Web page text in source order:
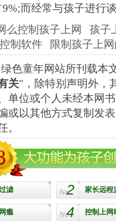
而经常与孩子进行
么控制孩子上网
孩子
制软件
限制孩子上
绿色童年网站所刊载本
关"，除特别声明外，
单位或个人未经本网
或以其他方式复制发
。
滤 2 家长远程
瘾 4 控制上网